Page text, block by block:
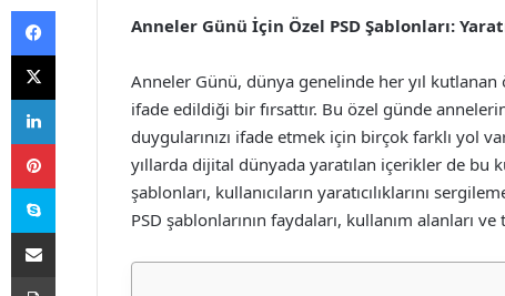
Anneler Günü İçin Özel PSD Şablonları:
Anneler Günü, dünya genelinde her yıl
ifade edildiği bir fırsattır. Bu özel günde
duygularınızı ifade etmek için birçok farklı yol
yıllarda dijital dünyada yaratılan içerikler de bu
şablonları, kullanıcıların yaratıcılıklarını
PSD şablonlarının faydaları, kullanım alanları
Facebook
X
LinkedIn
Pinterest
Skype
E-Posta ile paylaş